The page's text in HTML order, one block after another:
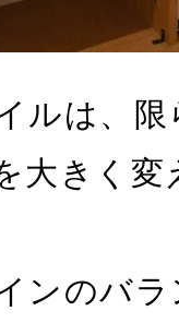
ルは、
大きく
ンのバ